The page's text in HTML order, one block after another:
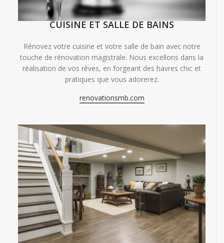
CUISINE ET SALLE DE BAINS
Rénovez votre cuisine et votre salle de bain avec notre
touche de rénovation magistrale. Nous excellons dans la
réalisation de vos rêves, en forgeant des havres chic et
pratiques que vous adorerez.
renovationsmb.com